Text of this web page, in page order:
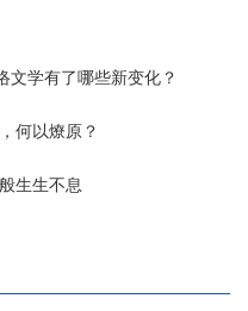
文学有了哪些新变化？
何以燎原？
生生不息